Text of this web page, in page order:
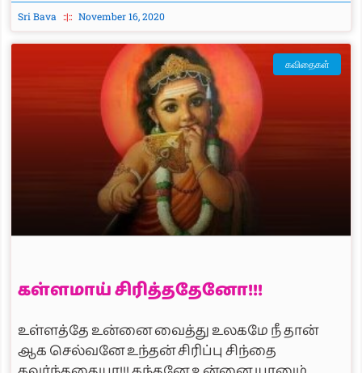
Sri Bava November 16, 2020
கவிதைகள்
கள்ளமாய் சிரித்ததேனோ!!!
உள்ளத்தே உன்னை வைத்து உலகமே நீ தான்
ஆக செல்வனே உந்தன் சிரிப்பு சிந்தை